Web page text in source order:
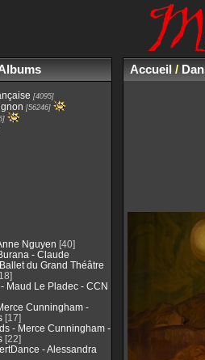
[4095]
[56246]
Nguyen [40]
- Claude
du Grand Théâtre
Maud Le Pladec - CCN
Cunningham -
[17]
- Merce Cunningham -
[22]
- Alessandra
Accueil/